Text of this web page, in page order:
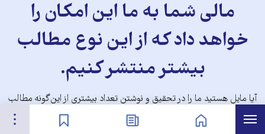
فهرست نشان‌گذاشته‌ها
مالی شما به ما این امکان را
خواهد داد که از این نوع مطالب
بیشتر منتشر کنیم.
آیا مایل هستید ما را در تحقیق و نوشتن تعداد بیشتری از این‌گونه مطالب
یاری کنید؟